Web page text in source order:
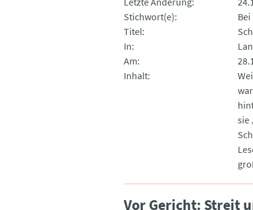
Stichwort(e)
Titel
In
Am
Inhalt
warf die Landeszeitung für die Lüneburger
sie
Vor Gericht: Streit